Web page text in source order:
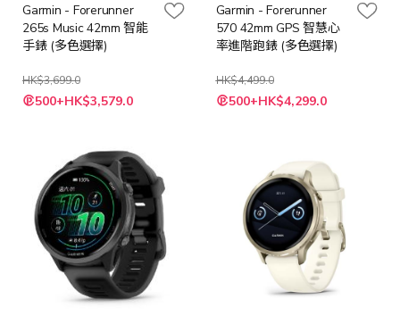
Garmin - Forerunner
265s Music 42mm 智能
手錶 (多色選擇)
HK$3,699.0
500+HK$3,579.0
Garmin - Forerunner
570 42mm GPS 智慧心
率進階跑錶 (多色選擇)
HK$4,499.0
500+HK$4,299.0